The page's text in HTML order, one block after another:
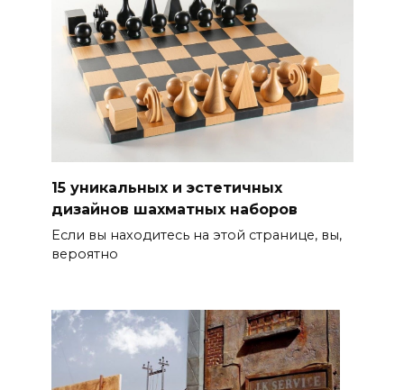
15 уникальных и эстетичных
дизайнов шахматных наборов
Если вы находитесь на этой странице, вы,
вероятно